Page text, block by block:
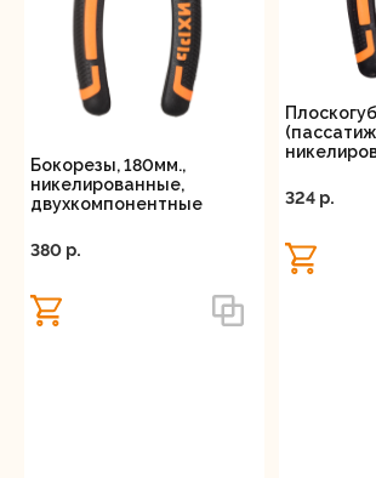
Бокорезы, 180мм.,
никелированные,
двухкомпонентные
380 p.
рукоятки,
324 p.